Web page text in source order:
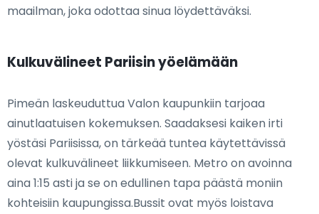
maailman, joka odottaa sinua löydettäväksi.
Kulkuvälineet Pariisin yöelämään
Pimeän laskeuduttua Valon kaupunkiin tarjoaa
ainutlaatuisen kokemuksen. Saadaksesi kaiken irti
yöstäsi Pariisissa, on tärkeää tuntea käytettävissä
olevat kulkuvälineet liikkumiseen. Metro on avoinna
aina 1:15 asti ja se on edullinen tapa päästä moniin
kohteisiin kaupungissa.Bussit ovat myös loistava